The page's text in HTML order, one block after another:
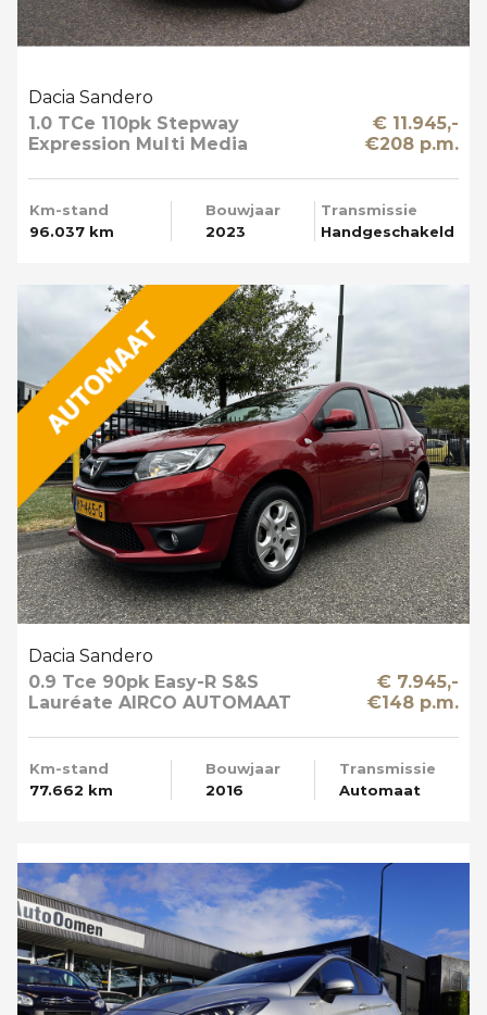
Dacia Sandero
1.0 TCe 110pk Stepway
Expression Multi Media
€ 11.945,-
€208 p.m.
Km-stand
96.037 km
Bouwjaar
2023
Transmissie
Handgeschakeld
Dacia Sandero
0.9 Tce 90pk Easy-R S&S
Lauréate AIRCO AUTOMAAT
€ 7.945,-
€148 p.m.
Km-stand
77.662 km
Bouwjaar
2016
Transmissie
Automaat